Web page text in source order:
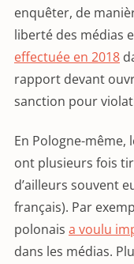
enquêter, de
liberté des médias
effectuée en 2018
rapport devant
sanction pour
En Pologne-même,
ont plusieurs fois
d’ailleurs souvent
français). Par
polonais a voulu
dans les médias.